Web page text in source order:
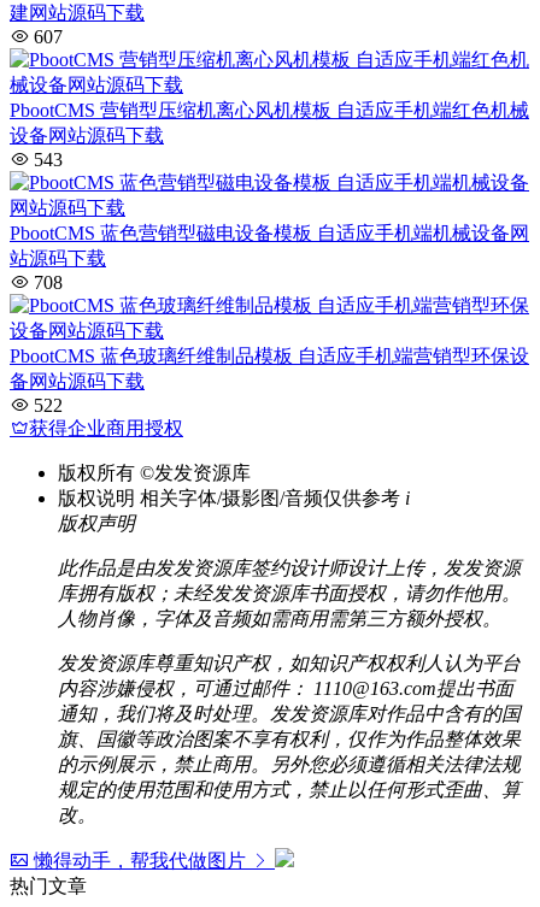
建网站源码下载
607
PbootCMS 营销型压缩机离心风机模板 自适应手机端红色机械
设备网站源码下载
543
PbootCMS 蓝色营销型磁电设备模板 自适应手机端机械设备网
站源码下载
708
PbootCMS 蓝色玻璃纤维制品模板 自适应手机端营销型环保设
备网站源码下载
522
获得企业商用授权
版权所有 ©发发资源库
版权说明 相关字体/摄影图/音频仅供参考 i
版权声明
此作品是由发发资源库签约设计师设计上传，发发资源
库拥有版权；未经发发资源库书面授权，请勿作他用。
人物肖像，字体及音频如需商用需第三方额外授权。
发发资源库尊重知识产权，如知识产权权利人认为平台
内容涉嫌侵权，可通过邮件： 1110@163.com提出书面
通知，我们将及时处理。发发资源库对作品中含有的国
旗、国徽等政治图案不享有权利，仅作为作品整体效果
的示例展示，禁止商用。另外您必须遵循相关法律法规
规定的使用范围和使用方式，禁止以任何形式歪曲、算
改。
懒得动手，帮我代做图片
热门文章